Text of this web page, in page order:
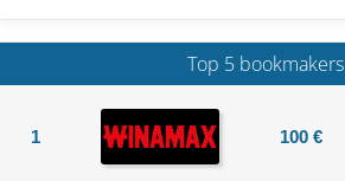
Top 5 bookmakers
1 100 €